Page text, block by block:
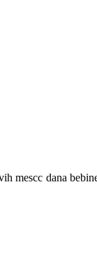
mescc dana